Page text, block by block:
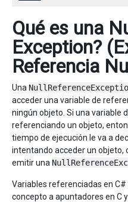
Qué es una
Exception?
Referencia
Una
acceder una variable de
ningún objeto. Si una variable
referenciando un objeto,
tiempo de ejecución le va a
intentando acceder un objeto,
emitir una
Variables referenciadas en
concepto a apuntadores en C